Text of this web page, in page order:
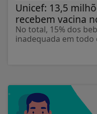
Unicef: 13,5
recebem vacina
No total, 15% dos
inadequada em todo